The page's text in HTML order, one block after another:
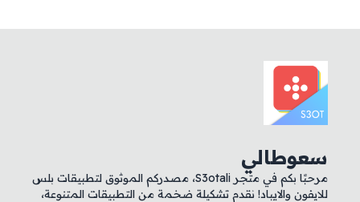
سعوطالي
مرحبًا بكم في متجر S3otali، مصدركم الموثوق لتطبيقات بلس
للايفون والايباد! نقدم تشكيلة ضخمة من التطبيقات المتنوعة،